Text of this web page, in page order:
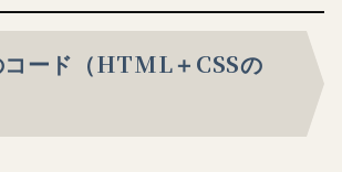
コード（HTML＋CSSの